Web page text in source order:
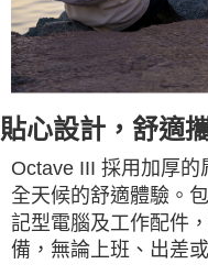
貼心設計，舒適
Octave III 採用加厚
全天候的舒適體驗。
記型電腦及工作配件
備，無論上班、出差